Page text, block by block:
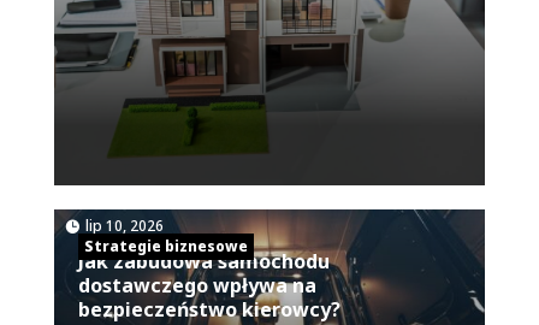
Jak zabudowa samochodu
dostawczego wpływa na
bezpieczeństwo kierowcy?
lip 10, 2026 |
Strategie biznesowe